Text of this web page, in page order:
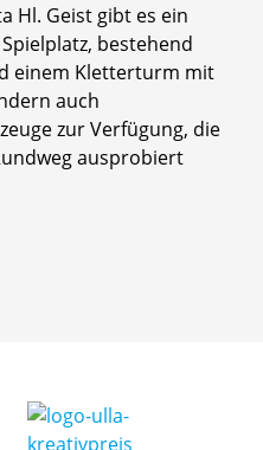
Hl. Geist gibt es ein
bestehend
einem Kletterturm mit
auch
zur Verfügung, die
ausprobiert